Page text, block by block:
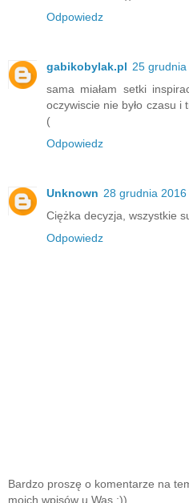
Odpowiedz
gabikobylak.pl 25
sama miałam setki
oczywiscie nie było czasu i
(
Odpowiedz
Unknown 28 grudnia 2016
Ciężka decyzja, wszystkie
Odpowiedz
Bardzo proszę o komentarze na
moich wpisów u Was ;))